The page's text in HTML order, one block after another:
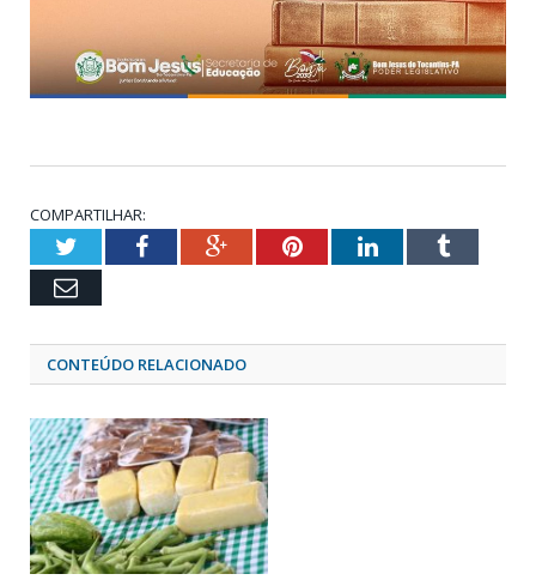
COMPARTILHAR:
TwitterFacebookGoogle+PinterestLinkedInTumblr
Email
CONTEÚDO RELACIONADO